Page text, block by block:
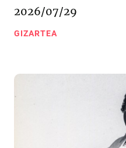
2026/07/29
GIZARTEA